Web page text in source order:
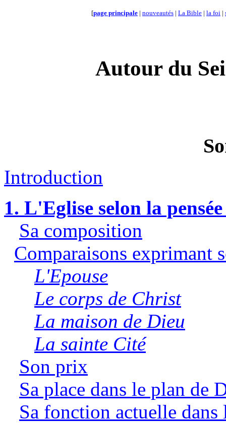
[page principale | nouveautés | La Bible | la foi |
Autour du
Introduction
1. L'Eglise selon la
Sa composition
Comparaisons exprimant
L'Epouse
Le corps de Christ
La maison de Dieu
La sainte Cité
Son prix
Sa place dans le plan de
Sa fonction actuelle dans